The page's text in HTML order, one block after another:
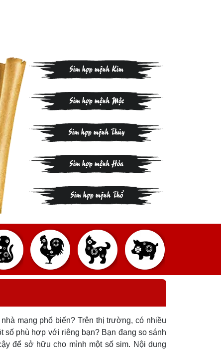
Sim hợp mệnh Kim
Sim hợp mệnh Mộc
Sim hợp mệnh Thủy
Sim hợp mệnh Hỏa
Sim hợp mệnh Thổ
mạng phổ biến? Trên thị trường, có nhiều
số phù hợp với riêng bạn? Bạn đang so sánh
để sở hữu cho mình một số sim. Nội dung